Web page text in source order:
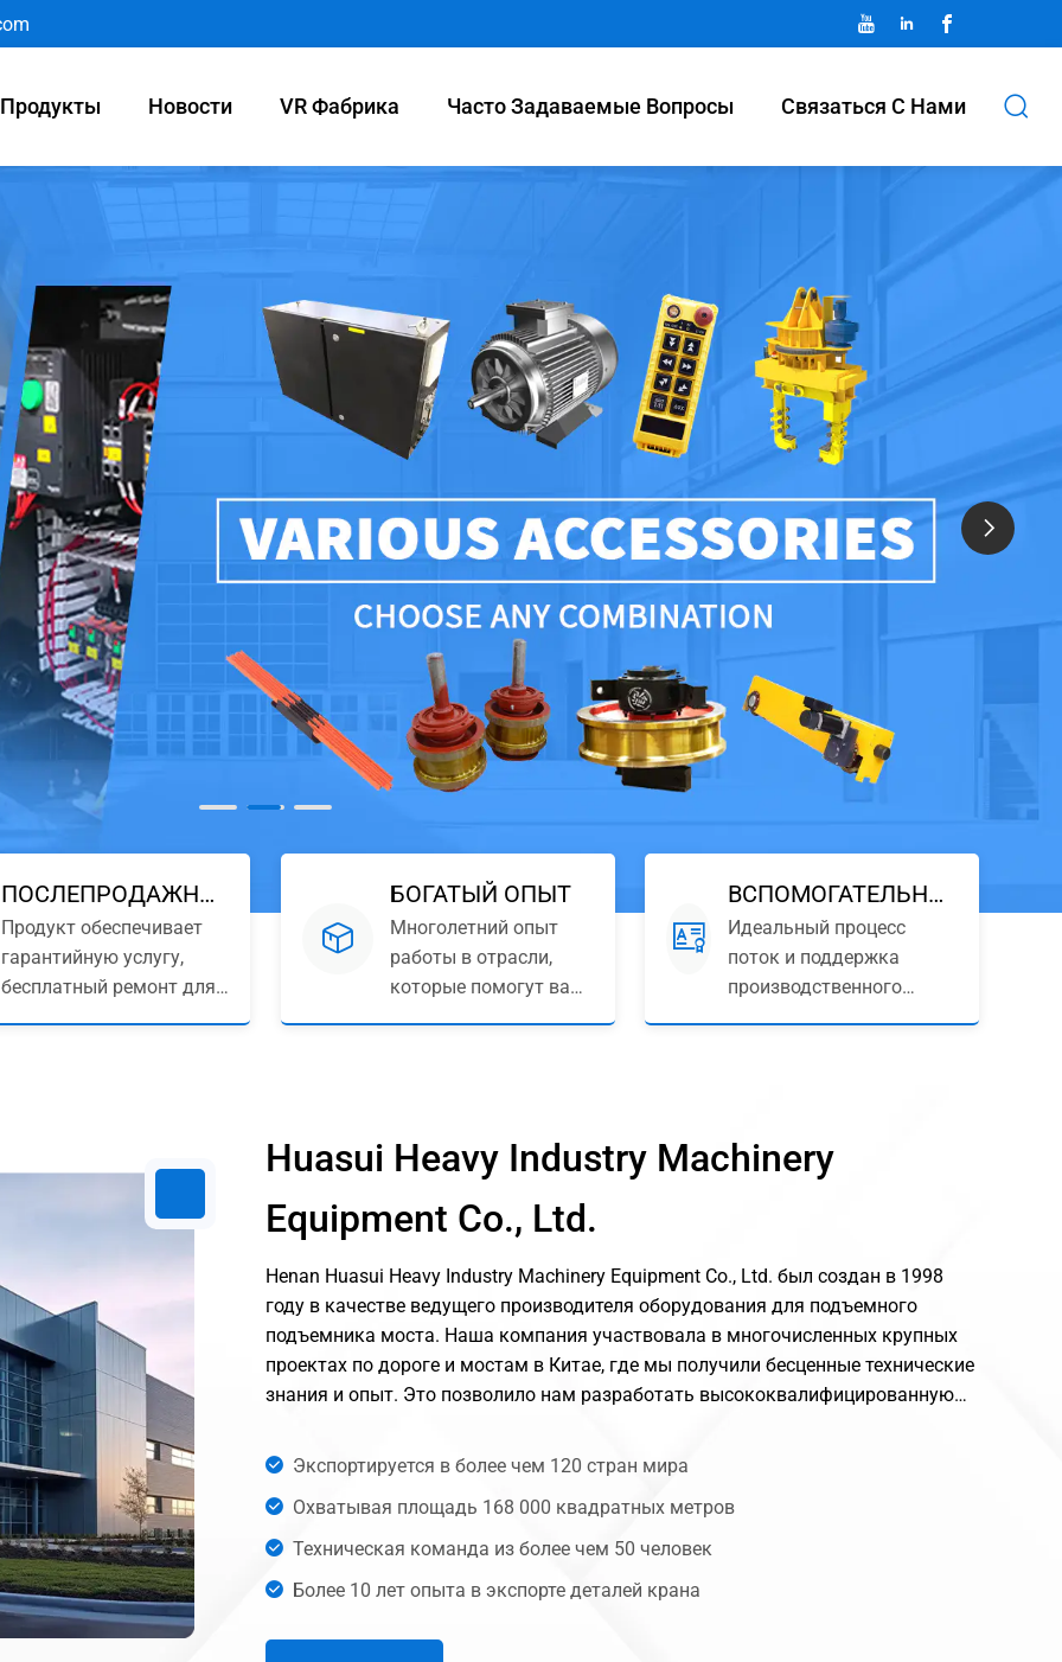
Продукты Новости VR Фабрика Часто Задаваемые Вопросы Связаться С Нами
ПОСЛЕПРОДАЖНОЕ
ОБСЛУЖИВАНИЕ
Продукт обеспечивает
гарантийную услугу,
бесплатный ремонт для
БОГАТЫЙ ОПЫТ
Многолетний опыт
работы в отрасли,
которые помогут вам
ВСПОМОГАТЕЛЬНОЕ
ОБОРУДОВАНИЕ
Идеальный процесс
поток и поддержка
производственного
Huasui Heavy Industry Machinery
Equipment Co., Ltd.
Henan Huasui Heavy Industry Machinery Equipment Co., Ltd. был создан в 1998
году в качестве ведущего производителя оборудования для подъемного
подъемника моста. Наша компания участвовала в многочисленных крупных
проектах по дороге и мостам в Китае, где мы получили бесценные технические
знания и опыт. Это позволило нам разработать высококвалифицированную
Экспортируется в более чем 120 стран мира
Охватывая площадь 168 000 квадратных метров
Техническая команда из более чем 50 человек
Более 10 лет опыта в экспорте деталей крана